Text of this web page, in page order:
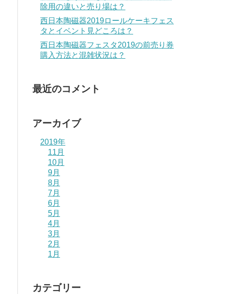
除用の違いと売り場は？
西日本陶磁器2019ロールケーキフェス
タとイベント見どころは？
西日本陶磁器フェスタ2019の前売り券
購入方法と混雑状況は？
最近のコメント
アーカイブ
2019年
11月
10月
9月
8月
7月
6月
5月
4月
3月
2月
1月
カテゴリー